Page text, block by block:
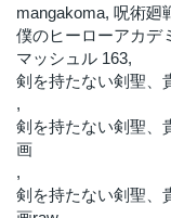
mangakoma, 呪術廻
僕のヒーローアカデ
マッシュル 163,
剣を持たない剣聖、
,
剣を持たない剣聖、
画
,
剣を持たない剣聖、